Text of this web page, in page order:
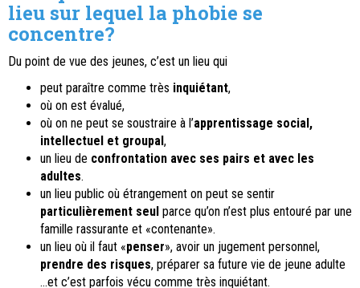
lieu sur lequel la phobie se
concentre?
Du point de vue des jeunes, c’est un lieu qui
peut paraître comme très inquiétant,
où on est évalué,
où on ne peut se soustraire à l’apprentissage social,
intellectuel et groupal,
un lieu de confrontation avec ses pairs et avec les
adultes.
un lieu public où étrangement on peut se sentir
particulièrement seul parce qu’on n’est plus entouré par une
famille rassurante et «contenante».
un lieu où il faut «penser», avoir un jugement personnel,
prendre des risques, préparer sa future vie de jeune adulte
…et c’est parfois vécu comme très inquiétant.